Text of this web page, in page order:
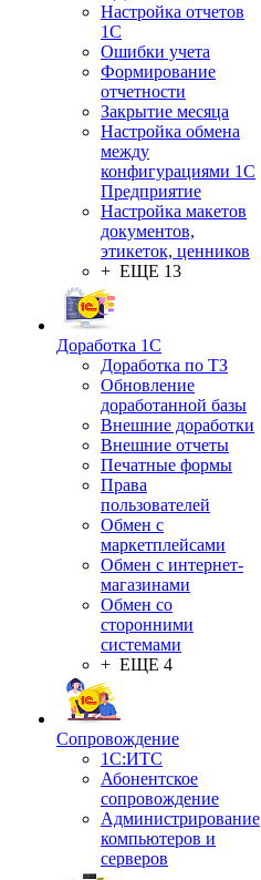
Настройка отчетов
1С
Ошибки учета
Формирование
отчетности
Закрытие месяца
Настройка обмена
между
конфигурациями 1С
Предприятие
Настройка макетов
документов,
этикеток, ценников
+ ЕЩЕ 13
Доработка 1С
Доработка по ТЗ
Обновление
доработанной базы
Внешние доработки
Внешние отчеты
Печатные формы
Права
пользователей
Обмен с
маркетплейсами
Обмен с интернет-
магазинами
Обмен со
сторонними
системами
+ ЕЩЕ 4
Сопровождение
1C:ИТС
Абонентское
сопровождение
Администрирование
компьютеров и
серверов